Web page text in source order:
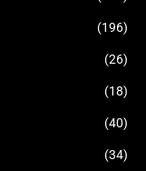
(196)
(26)
(18)
(40)
(34)